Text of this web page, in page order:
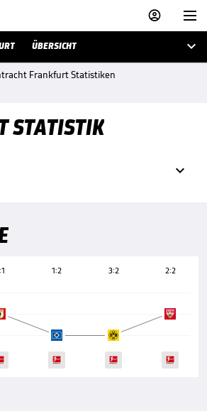


ÜBERSICHT 
Frankfurt Statistiken
STATISTIK

1:2 3:2 2:2